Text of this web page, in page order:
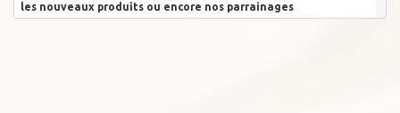
les nouveaux produits ou encore nos parrainages